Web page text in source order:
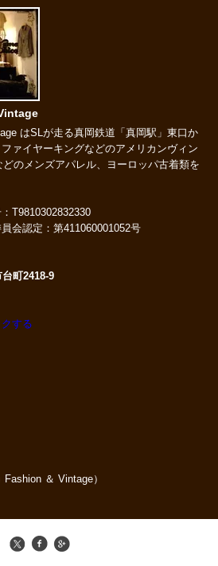
はSLが走る真岡鉄道「真岡駅」東口か
ァイヤーキングなどのアメリカンヴィン
のメンズアパレル、ヨーロッパ古着類を
T9810302832330
会認定：第411060001052号
町2418-9
する
＆ Vintage）